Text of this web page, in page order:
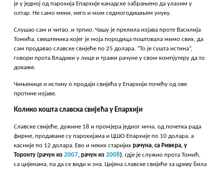
је у једној од парохија Епархије канадске забрањено да улазим у
олтар. Не само мени, него и мом седмогодишњем унуку.
Слушао сам и читао, и трпио. Чашу је прелила изјава проте Василија
Томића, свештеника којег је моја породица поштовала мимо свих, да
сам продавао славске свијеће по 25 долара. “То је сушта истина”,
говори прота Владики у лице и тражи рачуне у свом компјутеру да то
докаже.
Чињенице и истину о продаји свијећа у Епархији почећу од ове
протине изјаве.
Колико кошта славска свијећа у Епархији
Славске свијеће, дужине 18 и промјера једног инча, од почетка рада
фирме, продаване су парохијама и ЦШО Епархије по 10 долара, а
касније по 12 долара. Ево и неких старијихрачуна, са Ривера, у
Торонту (рачун из2007, рачун из2008), гдје је служио прота Томић,
са цијенама, па да се види и зна. Цијена славске свијеће за цркву била